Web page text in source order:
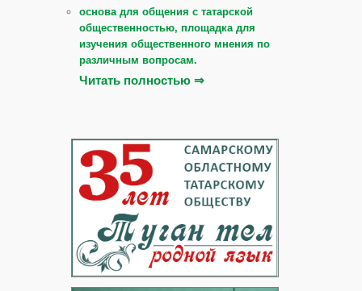
основа для общения с татарской
общественностью, площадка для
изучения общественного мнения по
различным вопросам.
Читать полностью ⇒